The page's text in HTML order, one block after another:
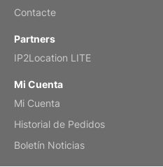
Reviewed
by Kirsten
it.
Contacte
Partners
IP2Location LITE
Mi Cuenta
Mi Cuenta
Historial de Pedidos
Boletín Noticias